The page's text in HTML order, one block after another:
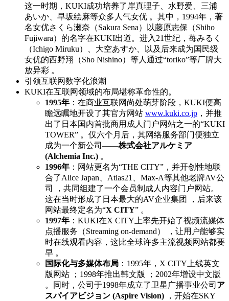
这一时期，KUKI成功培养了岸真理子、水野爱、三浦
あいか、早坂絵麻等众多人气女优 。其中，1994年，著
名女优さくら瀬奈（Sakura Sena）以藤原志保（Shiho
Fujiwara）的名字在KUKI出道。进入21世纪，苺みるく
（Ichigo Miruku）、大空あすか、以及后来成为国民级
女优的西野翔（Sho Nishino）等人通过“toriko”等厂牌大
放异彩 。
引领互联网数字化浪潮
KUKI在互联网领域的布局堪称革命性的。
1995年 ：在商业互联网尚处萌芽阶段，KUKI便高
瞻远瞩地开设了其官方网站 www.kuki.co.jp ，并推
出了日本国内首批商用成人门户网站之一的“KUKI
TOWER” 。仅六个月后，其网络服务部门便独立
成为一个新公司——株式会社アルケミア
(Alchemia Inc.) 。
1996年 ：网站更名为“THE CITY”，并开创性地联
合了Alice Japan、Atlas21、Max-A等其他老牌AV公
司 ，共同组建了一个会员制成人内容门户网站。
这在当时形成了日本最大的AV企业集团 ，后来该
网站最终定名为“X CITY” 。
1997年 ：KUKI在X CITY上率先开始了视频流媒体
点播服务（Streaming on-demand） ，让用户能够实
时在线观看内容，这比全球许多主流视频网站都要
早 。
国际化与多媒体布局 ：1995年，X CITY上线英文
版网站 ；1998年推出韩文版 ；2002年增设中文版
。同时，公司于1998年成立了卫星广播事业公司 ア
スパイアビジョン (Aspire Vision) ，开始在SKY